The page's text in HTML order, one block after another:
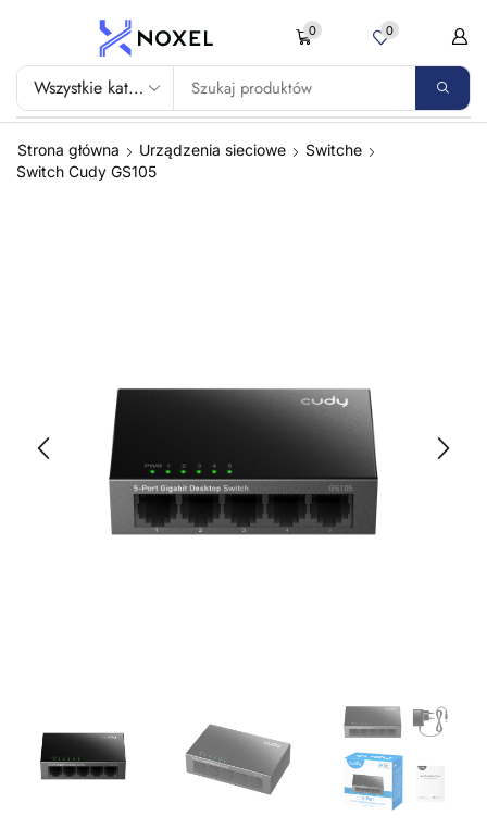
0 0
Strona główna Urządzenia sieciowe
Switche
Switch Cudy GS105